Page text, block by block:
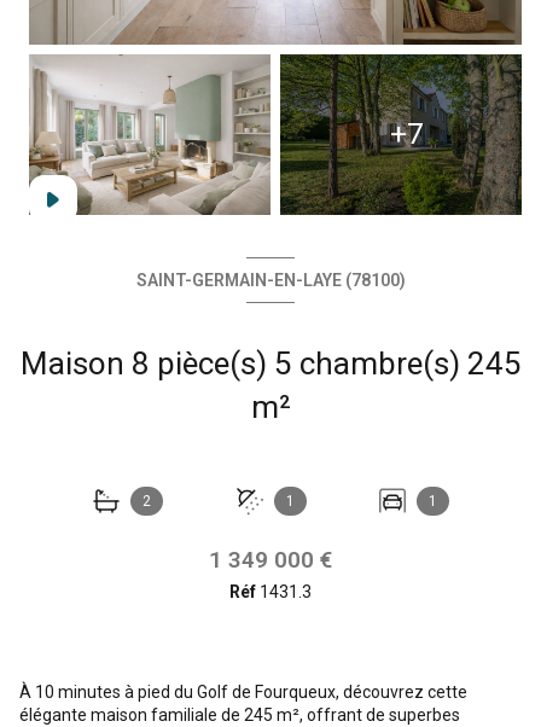
+7
SAINT-GERMAIN-EN-LAYE (78100)
Maison 8 pièce(s) 5 chambre(s) 245
m²
2 1 1
1 349 000 €
Réf 1431.3
À 10 minutes à pied du Golf de Fourqueux, découvrez cette
élégante maison familiale de 245 m², offrant de superbes